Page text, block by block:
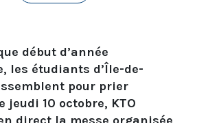
début d’année
les étudiants d’Île-de-
pour prier
jeudi 10 octobre, KTO